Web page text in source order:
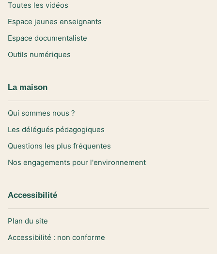
Toutes les vidéos
Espace jeunes enseignants
Espace documentaliste
Outils numériques
La maison
Qui sommes nous ?
Les délégués pédagogiques
Questions les plus fréquentes
Nos engagements pour l'environnement
Accessibilité
Plan du site
Accessibilité : non conforme